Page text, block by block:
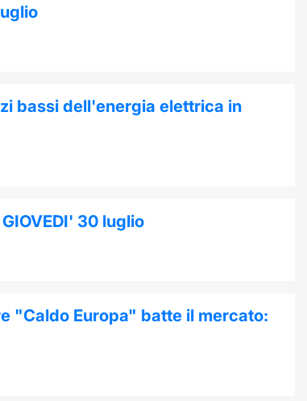
bassi dell'energia elettrica in
30 luglio
"Caldo Europa" batte il mercato: